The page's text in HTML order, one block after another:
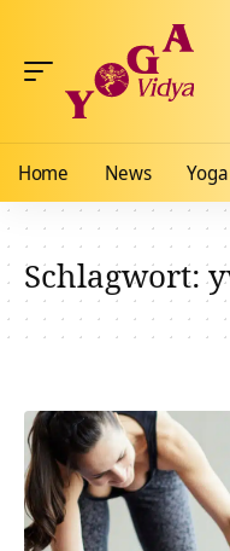
Home News
Schlagwort: